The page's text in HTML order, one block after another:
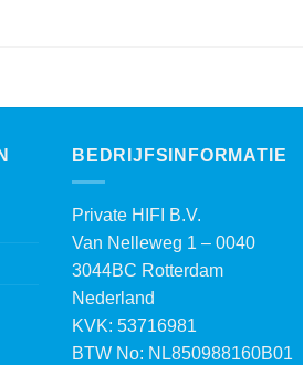
BEDRIJFSINFORMATIE
Private HIFI B.V.
Van Nelleweg 1 – 0040
3044BC Rotterdam
Nederland
KVK: 53716981
BTW No: NL850988160B01